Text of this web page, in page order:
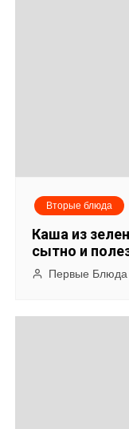
Вторые блюда
Каша из
сытно и
Первые Блюда